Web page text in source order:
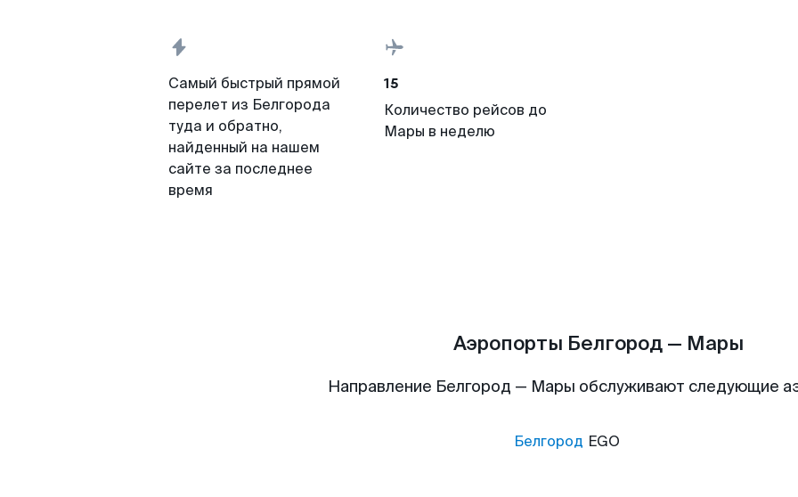
Самый быстрый прямой
перелет из Белгорода
туда и обратно,
найденный на нашем
сайте за последнее
время
15
Количество рейсов до
Мары в неделю
Аэропорты Белгород — Мары
Направление Белгород — Мары обслуживают следующие
Белгород EGO